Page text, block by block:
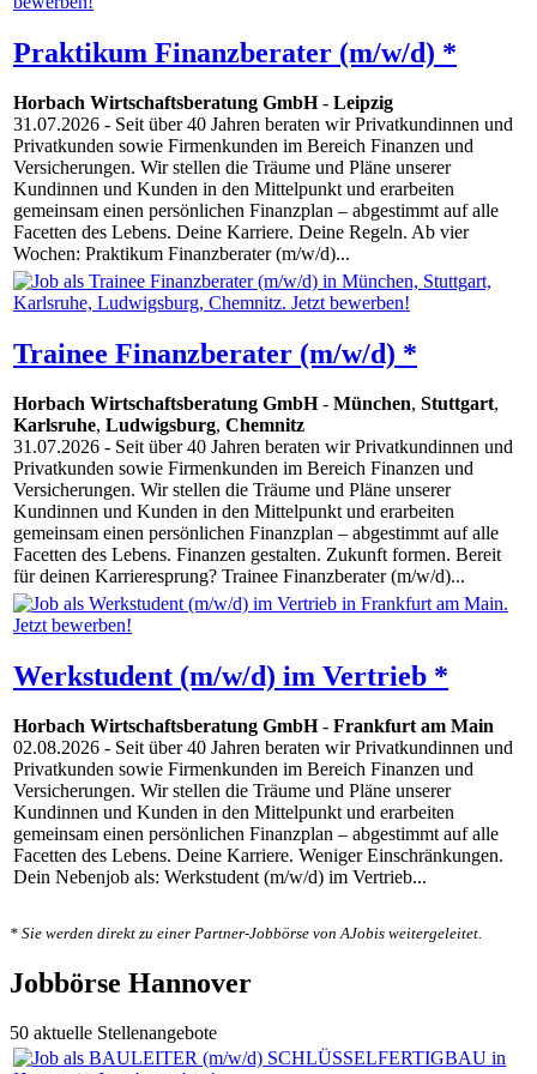
Praktikum Finanzberater (m/w/d) *
Horbach Wirtschaftsberatung GmbH- Leipzig
31.07.2026 - Seit über 40 Jahren beraten wir Privatkundinnen und
Privatkunden sowie Firmenkunden im Bereich Finanzen und
Versicherungen. Wir stellen die Träume und Pläne unserer
Kundinnen und Kunden in den Mittelpunkt und erarbeiten
gemeinsam einen persönlichen Finanzplan – abgestimmt auf alle
Facetten des Lebens. Deine Karriere. Deine Regeln. Ab vier
Wochen: Praktikum Finanzberater (m/w/d)...
Trainee Finanzberater (m/w/d) *
Horbach Wirtschaftsberatung GmbH- München, Stuttgart,
Karlsruhe, Ludwigsburg, Chemnitz
31.07.2026 - Seit über 40 Jahren beraten wir Privatkundinnen und
Privatkunden sowie Firmenkunden im Bereich Finanzen und
Versicherungen. Wir stellen die Träume und Pläne unserer
Kundinnen und Kunden in den Mittelpunkt und erarbeiten
gemeinsam einen persönlichen Finanzplan – abgestimmt auf alle
Facetten des Lebens. Finanzen gestalten. Zukunft formen. Bereit
für deinen Karrieresprung? Trainee Finanzberater (m/w/d)...
Werkstudent (m/w/d) im Vertrieb *
Horbach Wirtschaftsberatung GmbH- Frankfurt am Main
02.08.2026 - Seit über 40 Jahren beraten wir Privatkundinnen und
Privatkunden sowie Firmenkunden im Bereich Finanzen und
Versicherungen. Wir stellen die Träume und Pläne unserer
Kundinnen und Kunden in den Mittelpunkt und erarbeiten
gemeinsam einen persönlichen Finanzplan – abgestimmt auf alle
Facetten des Lebens. Deine Karriere. Weniger Einschränkungen.
Dein Nebenjob als: Werkstudent (m/w/d) im Vertrieb...
* Sie werden direkt zu einer Partner-Jobbörse von AJobis weitergeleitet.
Jobbörse Hannover
50 aktuelle Stellenangebote